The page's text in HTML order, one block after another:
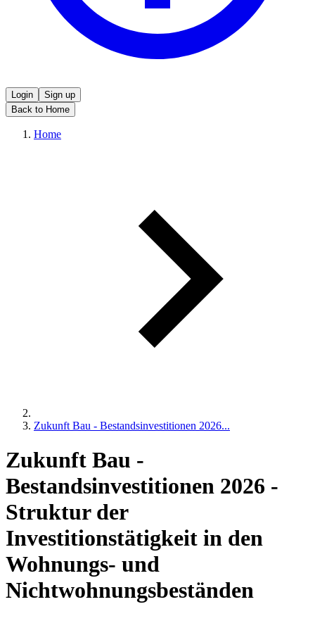
Login
Sign up
Back to Home
Home
Zukunft Bau - Bestandsinvestitionen 2026...
Zukunft Bau -
Bestandsinvestitionen 2026 -
Struktur der
Investitionstätigkeit in den
Wohnungs- und
Nichtwohnungsbeständen